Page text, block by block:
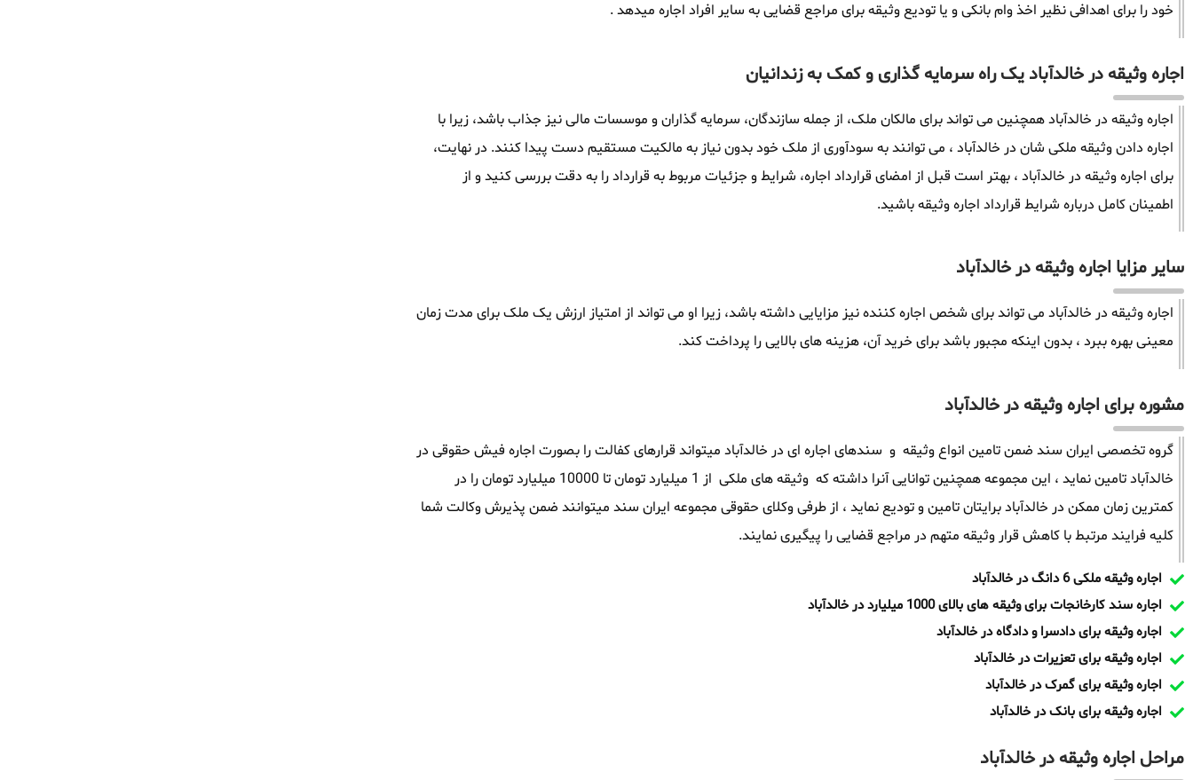
خود را برای اهدافی نظیر اخذ وام بانکی و یا تودیع وثیقه برای مراجع قضایی به سایر افراد اجاره میدهد .
اجاره وثیقه در خالدآباد یک راه سرمایه گذاری و کمک به زندانیان
اجاره وثیقه در خالدآباد همچنین می تواند برای مالکان ملک، از جمله سازندگان، سرمایه گذاران و موسسات مالی نیز جذاب باشد، زیرا با
اجاره دادن وثیقه ملکی شان در خالدآباد ، می توانند به سودآوری از ملک خود بدون نیاز به مالکیت مستقیم دست پیدا کنند. در نهایت،
برای اجاره وثیقه در خالدآباد ، بهتر است قبل از امضای قرارداد اجاره، شرایط و جزئیات مربوط به قرارداد را به دقت بررسی کنید و از
اطمینان کامل درباره شرایط قرارداد اجاره وثیقه باشید.
سایر مزایا اجاره وثیقه در خالدآباد
اجاره وثیقه در خالدآباد می تواند برای شخص اجاره کننده نیز مزایایی داشته باشد، زیرا او می تواند از امتیاز ارزش یک ملک برای مدت زمان
معینی بهره ببرد ، بدون اینکه مجبور باشد برای خرید آن، هزینه های بالایی را پرداخت کند.
مشوره برای اجاره وثیقه در خالدآباد
گروه تخصصی ایران سند ضمن تامین انواع وثیقه و سندهای اجاره ای در خالدآباد میتواند قرارهای کفالت را بصورت اجاره فیش حقوقی در
خالدآباد تامین نماید ، این مجموعه همچنین توانایی آنرا داشته که وثیقه های ملکی از 1 میلیارد تومان تا 10000 میلیارد تومان را در
کمترین زمان ممکن در خالدآباد برایتان تامین و تودیع نماید ، از طرفی وکلای حقوقی مجموعه ایران سند میتوانند ضمن پذیرش وکالت شما
کلیه فرایند مرتبط با کاهش قرار وثیقه متهم در مراجع قضایی را پیگیری نمایند.
اجاره وثیقه ملکی 6 دانگ در خالدآباد
اجاره سند کارخانجات برای وثیقه های بالای 1000 میلیارد در خالدآباد
اجاره وثیقه برای دادسرا و دادگاه در خالدآباد
اجاره وثیقه برای تعزیرات در خالدآباد
اجاره وثیقه برای گمرک در خالدآباد
اجاره وثیقه برای بانک در خالدآباد
مراحل اجاره وثیقه در خالدآباد